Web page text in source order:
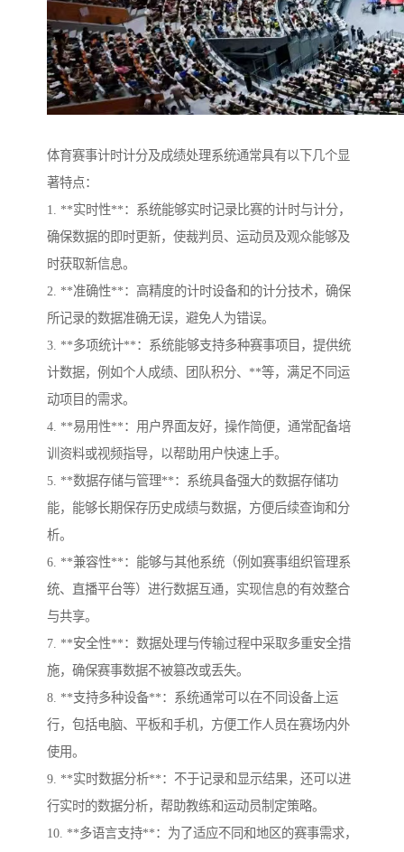
体育赛事计时计分及成绩处理系统通常具有以下几个显
著特点：
1. **实时性**：系统能够实时记录比赛的计时与计分，
确保数据的即时更新，使裁判员、运动员及观众能够及
时获取新信息。
2. **准确性**：高精度的计时设备和的计分技术，确保
所记录的数据准确无误，避免人为错误。
3. **多项统计**：系统能够支持多种赛事项目，提供统
计数据，例如个人成绩、团队积分、**等，满足不同运
动项目的需求。
4. **易用性**：用户界面友好，操作简便，通常配备培
训资料或视频指导，以帮助用户快速上手。
5. **数据存储与管理**：系统具备强大的数据存储功
能，能够长期保存历史成绩与数据，方便后续查询和分
析。
6. **兼容性**：能够与其他系统（例如赛事组织管理系
统、直播平台等）进行数据互通，实现信息的有效整合
与共享。
7. **安全性**：数据处理与传输过程中采取多重安全措
施，确保赛事数据不被篡改或丢失。
8. **支持多种设备**：系统通常可以在不同设备上运
行，包括电脑、平板和手机，方便工作人员在赛场内外
使用。
9. **实时数据分析**：不于记录和显示结果，还可以进
行实时的数据分析，帮助教练和运动员制定策略。
10. **多语言支持**：为了适应不同和地区的赛事需求，